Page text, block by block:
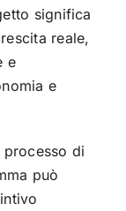
significa
reale,
e
e
processo di
può